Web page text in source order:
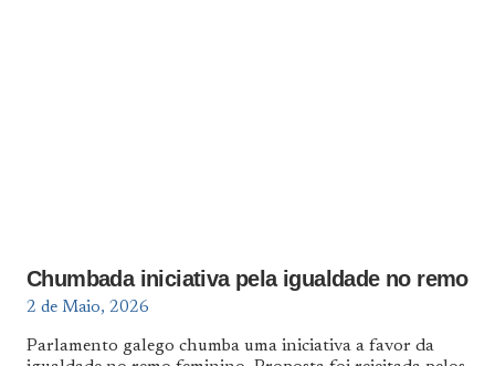
Chumbada iniciativa pela igualdade no remo
2 de Maio, 2026
Parlamento galego chumba uma iniciativa a favor da